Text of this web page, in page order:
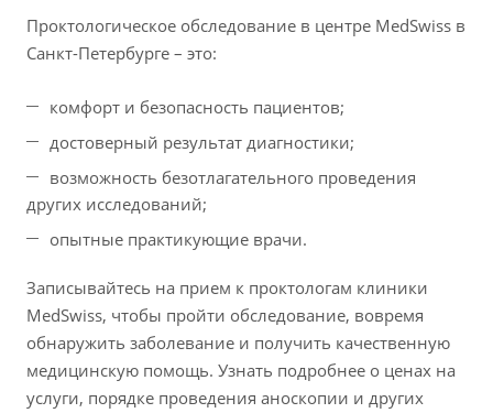
Проктологическое обследование в центре MedSwiss в
Санкт-Петербурге – это:
комфорт и безопасность пациентов;
достоверный результат диагностики;
возможность безотлагательного проведения
других исследований;
опытные практикующие врачи.
Записывайтесь на прием к проктологам клиники
MedSwiss, чтобы пройти обследование, вовремя
обнаружить заболевание и получить качественную
медицинскую помощь. Узнать подробнее о ценах на
услуги, порядке проведения аноскопии и других